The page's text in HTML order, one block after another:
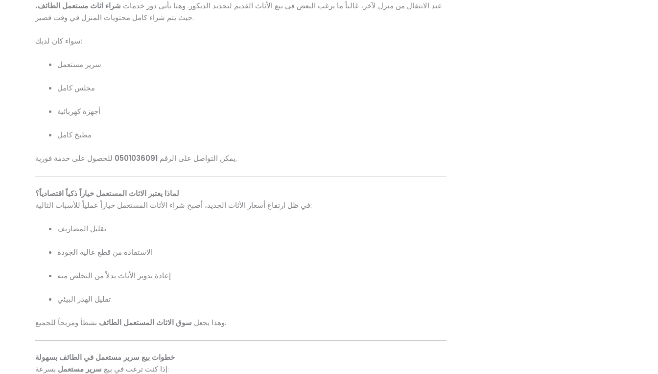
عند الانتقال من منزل لآخر، غالباً ما يرغب البعض في بيع الأثاث القديم لتجديد الديكور. وهنا يأتي دور خدمات شراء اثاث مستعمل الطائف،
حيث يتم شراء كامل محتويات المنزل في وقت قصير.
سواء كان لديك:
سرير مستعمل
مجلس كامل
أجهزة كهربائية
مطبخ كامل
يمكن التواصل على الرقم 0501036091 للحصول على خدمة فورية.
لماذا يعتبر الاثاث المستعمل خياراً ذكياً اقتصادياً؟
في ظل ارتفاع أسعار الأثاث الجديد، أصبح شراء الأثاث المستعمل خياراً عملياً للأسباب التالية:
تقليل المصاريف
الاستفادة من قطع عالية الجودة
إعادة تدوير الأثاث بدلاً من التخلص منه
تقليل الهدر البيئي
وهذا يجعل سوق الاثاث المستعمل الطائف نشطاً ومربحاً للجميع.
خطوات بيع سرير مستعمل في الطائف بسهولة
إذا كنت ترغب في بيع سرير مستعمل بسرعة: